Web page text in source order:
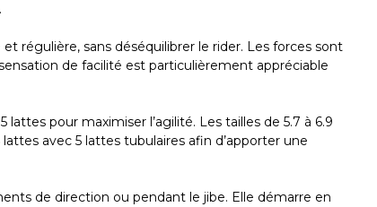
régulière, sans déséquilibrer le rider. Les forces sont
de facilité est particulièrement appréciable
pour maximiser l’agilité. Les tailles de 5.7 à 6.9
avec 5 lattes tubulaires afin d’apporter une
de direction ou pendant le jibe. Elle démarre en